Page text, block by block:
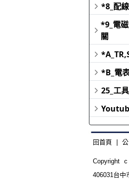
*8_配
*9_電
關
*B_電
25_工
回首頁
Copyright
406031台中